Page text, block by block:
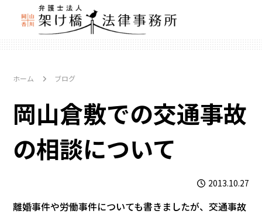
ホーム ブログ
岡山倉敷での交通事故
の相談について
2013.10.27
離婚事件や労働事件についても書きましたが、交通事故